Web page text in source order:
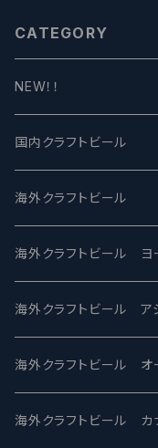
CATEGORY
NEW！！
国内クラフトビール
UCHU BREWING -うち
バテレ -VERTERE
2nd Story Ale Works -
ビアへるん - Beer
忽布古丹醸造 - HOP
海外クラフトビール
Modern Times モダ
Maui マウイ
Toppling Goliath トッ
Fair State フェアステ
海外クラフトビール ヨ
UnBarred -アンバード
SAIREN /サイレン
ワイルドチャイルド -
海外クラフトビール ア
gweilo-鬼佬 グウァイロ
Heart Of Darkness - ハ
海外クラフトビール オ
ROCKY RIDGE - ロッキ
海外クラフトビール カ